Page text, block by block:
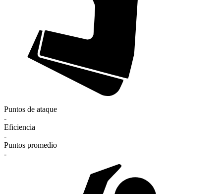
Puntos de ataque
-
Eficiencia
-
Puntos promedio
-